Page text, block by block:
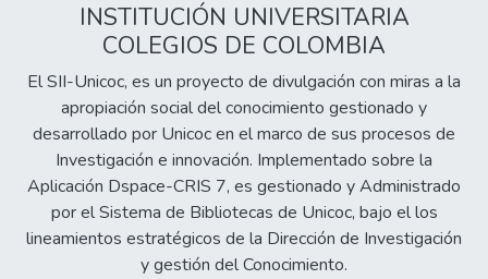
INSTITUCIÓN UNIVERSITARIA
COLEGIOS DE COLOMBIA
El SII-Unicoc, es un proyecto de divulgación con miras a la
apropiación social del conocimiento gestionado y
desarrollado por Unicoc en el marco de sus procesos de
Investigación e innovación. Implementado sobre la
Aplicación Dspace-CRIS 7, es gestionado y Administrado
por el Sistema de Bibliotecas de Unicoc, bajo el los
lineamientos estratégicos de la Dirección de Investigación
y gestión del Conocimiento.